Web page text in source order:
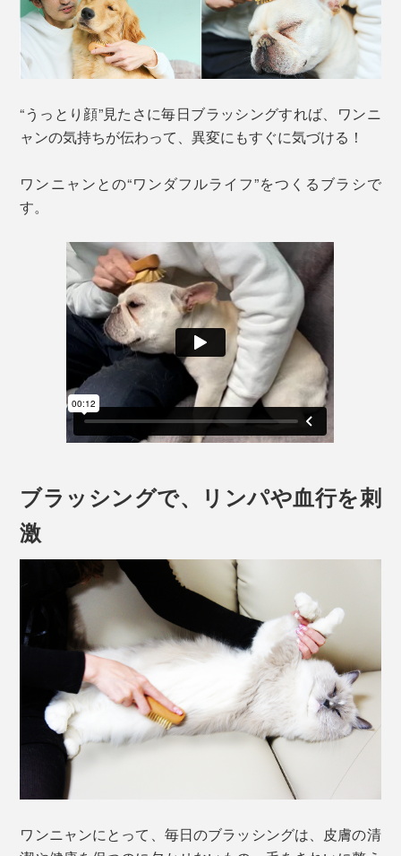
“うっとり顔”見たさに毎日ブラッシングすれば、ワンニ
ャンの気持ちが伝わって、異変にもすぐに気づける！
ワンニャンとの“ワンダフルライフ”をつくるブラシで
す。
ブラッシングで、リンパや血行を刺
激
ワンニャンにとって、毎日のブラッシングは、皮膚の清